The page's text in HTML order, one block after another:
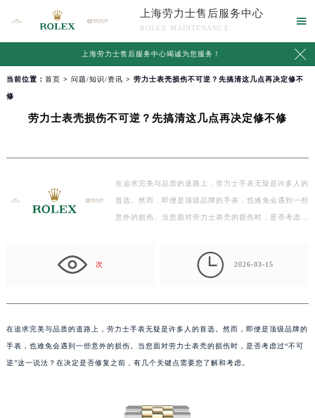
上海劳力士售后服务中心
ROLEX MAINTENANCE

上海劳力士售后服务中心竭诚为您服务！ 
当前位置： 首页 > 问题/知识/资讯 > 劳力士表壳损伤不可逆？先搞清这几点再决定修不
修
劳力士表壳损伤不可逆？先搞清这几点再决定修不修
在追求完美与品质的道路上，劳力士手表无疑是许多人的
首选。然而，即便是顶级品牌的手表，也难免会遇到一些
意外的损伤。当您面对劳力士表壳的损伤时，是否考虑
次  2026-03-15
在追求完美与品质的道路上，劳力士手表无疑是许多人的首选。然而，即便是顶级品牌的
手表，也难免会遇到一些意外的损伤。当您面对劳力士表壳的损伤时，是否考虑过“不可
逆”这一说法？在决定是否修复之前，有几个关键点需要您了解和考虑。